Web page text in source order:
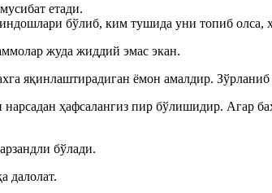
етади.
бўлиб, ким тушида уни топиб олса,
жуда жиддий эмас экан.
яқинлаштирадиган ёмон амалдир.
ҳафсалангиз пир бўлишидир. Агар
бўлади.
далолат.